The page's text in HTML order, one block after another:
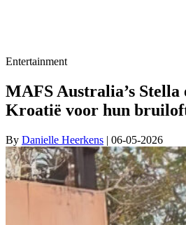
Entertainment
MAFS Australia’s
Kroatië voor hun
By Danielle Heerkens | 06-05-2026